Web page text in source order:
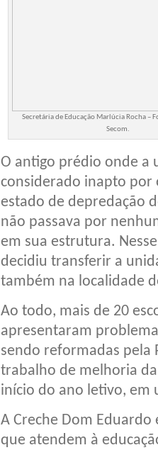
Secretária de Educação Marlúcia Rocha –
Secom.
O antigo prédio onde a
considerado inapto por
estado de depredação
não passava por
em sua estrutura.
decidiu transferir a
também na localidade
Ao todo, mais de 20
apresentaram
sendo reformadas pela
trabalho de melhoria
início do ano letivo, em
A Creche Dom
que atendem à